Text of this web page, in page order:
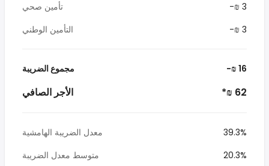
تأمين صحي
-₪ 3
التأمين الوطني
-₪ 3
مجموع الضريبة -₪ 16
الأجر الصافي *₪ 62
معدل الضريبة الهامشية
39.3%
متوسط معدل الضريبة
20.3%